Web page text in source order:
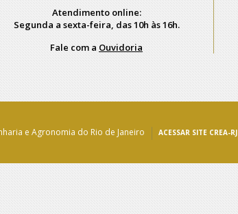
Atendimento online:
Segunda a sexta-feira, das 10h às 16h.
Fale com a Ouvidoria
e Agronomia do Rio de Janeiro ACESSAR SITE CREA-RJ